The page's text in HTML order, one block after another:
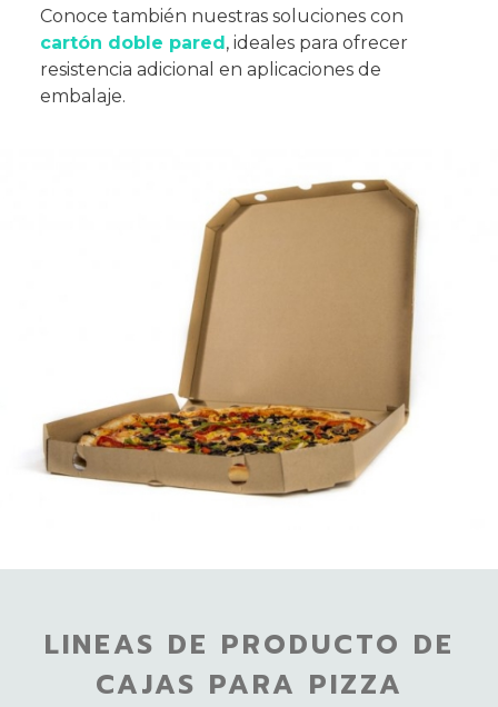
Conoce también nuestras soluciones con
cartón doble pared, ideales para ofrecer
resistencia adicional en aplicaciones de
embalaje.
LINEAS DE PRODUCTO DE
CAJAS PARA PIZZA